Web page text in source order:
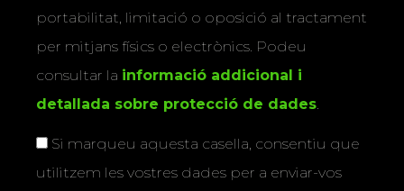
portabilitat, limitació o oposició al tractament
per mitjans físics o electrònics. Podeu
consultar la informació addicional i
detallada sobre protecció de dades
Si marqueu aquesta casella, consentiu que
utilitzem les vostres dades per a enviar-vos